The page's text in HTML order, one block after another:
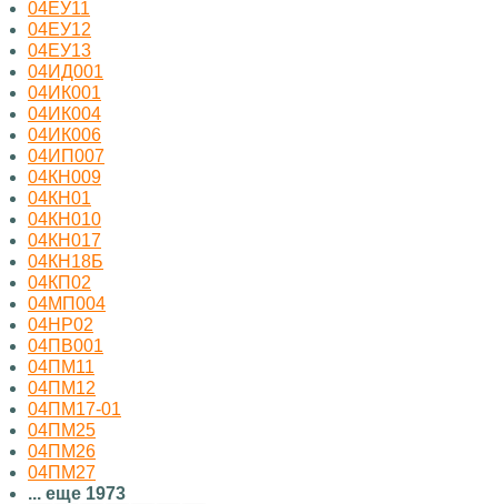
04ЕУ11
04ЕУ12
04ЕУ13
04ИД001
04ИК001
04ИК004
04ИК006
04ИП007
04КН009
04КН01
04КН010
04КН017
04КН18Б
04КП02
04МП004
04НР02
04ПВ001
04ПМ11
04ПМ12
04ПМ17-01
04ПМ25
04ПМ26
04ПМ27
... еще 1973